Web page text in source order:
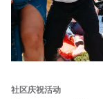
社区庆祝活动